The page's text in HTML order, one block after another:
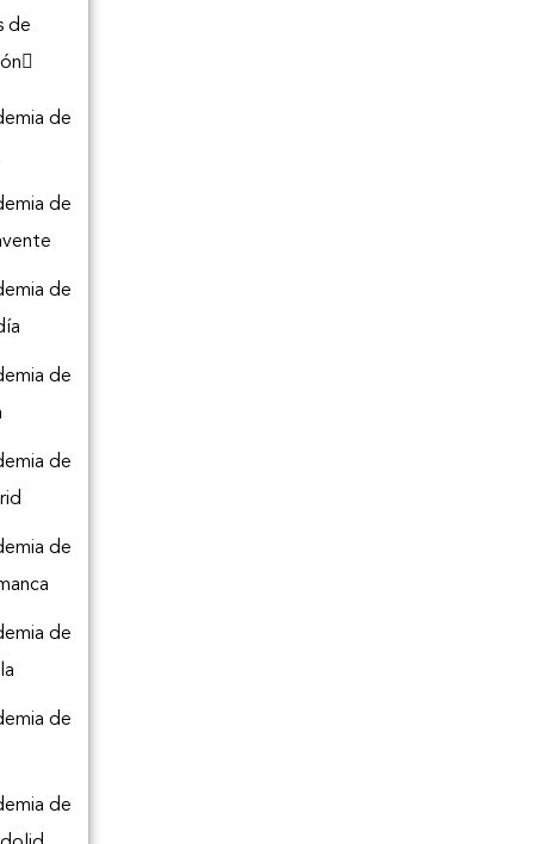
de
de
de
de
de
de
de
de
de
de